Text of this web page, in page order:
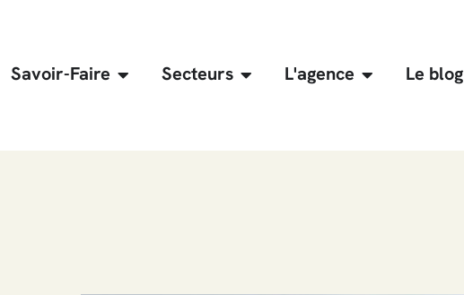
Savoir-Faire Secteurs L'agence Le blog